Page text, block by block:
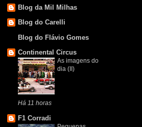
Blog da Mil Milhas
Blog do Carelli
Blog do Flávio Gomes
Continental Circus
As imagens do
dia (II)
Há 11 horas
F1 Corradi